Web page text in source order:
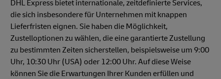
DHL Express bietet internationale, zeitdefinierte Services,
die sich insbesondere für Unternehmen mit knappen
Lieferfristen eignen. Sie haben die Möglichkeit,
Zustelloptionen zu wählen, die eine garantierte Zustellung
zu bestimmten Zeiten sicherstellen, beispielsweise um 9:00
Uhr, 10:30 Uhr (USA) oder 12:00 Uhr. Auf diese Weise
können Sie die Erwartungen Ihrer Kunden erfüllen und